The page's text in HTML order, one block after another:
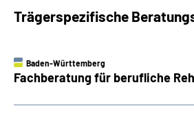
Trägerspezifische
Baden-Württemberg
Fachberatung für berufliche